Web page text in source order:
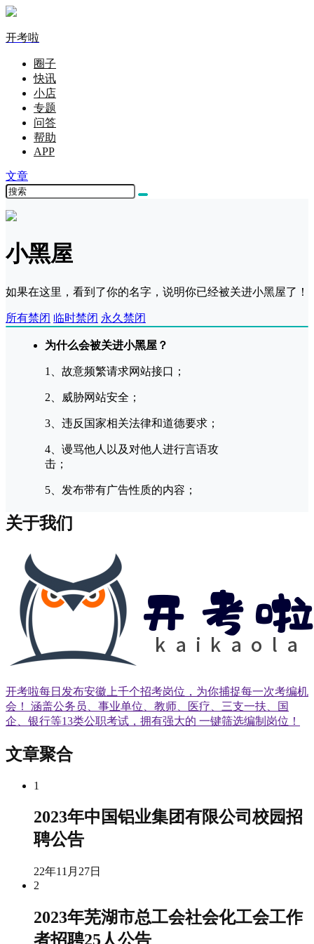
开考啦
圈子
快讯
小店
专题
问答
帮助
APP
文章
小黑屋
如果在这里，看到了你的名字，说明你已经被关进小黑屋了！
所有禁闭 临时禁闭 永久禁闭
为什么会被关进小黑屋？
1、故意频繁请求网站接口；
2、威胁网站安全；
3、违反国家相关法律和道德要求；
4、谩骂他人以及对他人进行言语攻
击；
5、发布带有广告性质的内容；
关于我们
开考啦每日发布安徽上千个招考岗位，为你捕捉每一次考编机
会！ 涵盖公务员、事业单位、教师、医疗、三支一扶、国
企、银行等13类公职考试，拥有强大的 一键筛选编制岗位！
文章聚合
1
2023年中国铝业集团有限公司校园招
聘公告
22年11月27日
2
2023年芜湖市总工会社会化工会工作
者招聘25人公告